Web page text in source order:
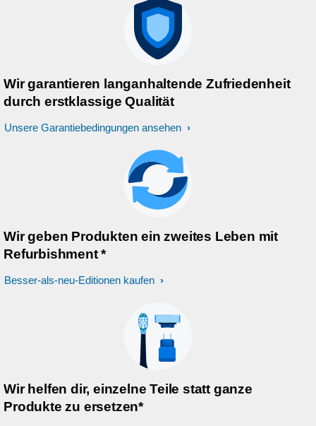
Wir garantieren langanhaltende Zufriedenheit
durch erstklassige Qualität
Unsere Garantiebedingungen ansehen
Wir geben Produkten ein zweites Leben mit
Refurbishment *
Besser-als-neu-Editionen kaufen
Wir helfen dir, einzelne Teile statt ganze
Produkte zu ersetzen*